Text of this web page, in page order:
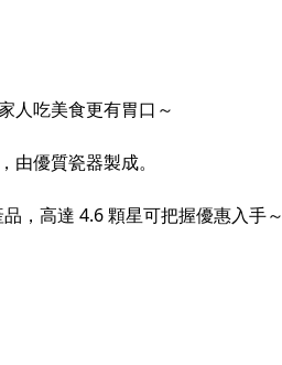
人吃美食更有胃口～
優質瓷器製成。
，高達 4.6 顆星可把握優惠入手～